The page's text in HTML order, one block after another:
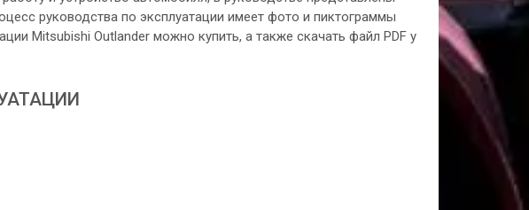
руководства по эксплуатации имеет фото и пиктограммы
Mitsubishi Outlander можно купить, а также скачать файл PDF у